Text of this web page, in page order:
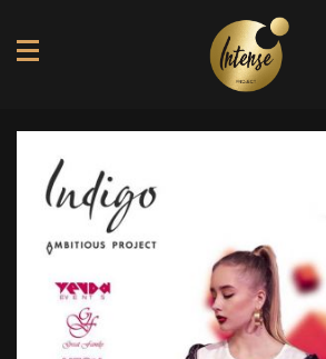
SHINE КАРАОКЕ БАР
BLACK DIAMOND КАРАОКЕ
SECRET ROOM
МЕНЮ